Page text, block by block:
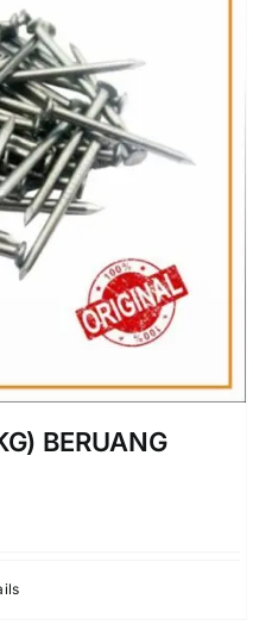
BERUANG